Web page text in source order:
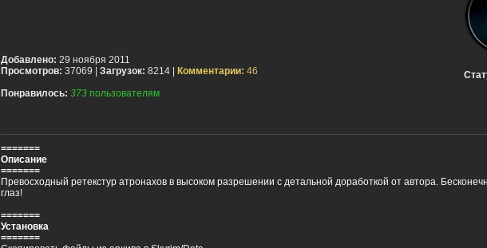
Добавлено: 29 ноября 2011
Просмотров: 37069 | Загрузок: 8214 | Комментарии: 46
Понравилось: 373 пользователям
=======
Описание
=======
Превосходный ретекстур атронахов в высоком разрешении с детальной доработкой от автора.
глаз!
=======
Установка
=======